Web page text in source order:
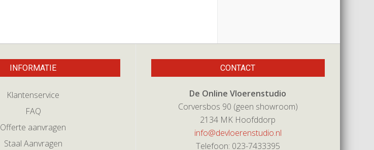
INFORMATIE
Klantenservice
FAQ
Offerte aanvragen
Staal Aanvragen
CONTACT
De Online Vloerenstudio
Corversbos 90 (geen showroom)
2134 MK Hoofddorp
info@devloerenstudio.nl
Telefoon: 023-7433395